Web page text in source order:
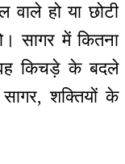
वाले हो या छोटी
सागर में कितना
किचड़े के बदले
शक्तियों के